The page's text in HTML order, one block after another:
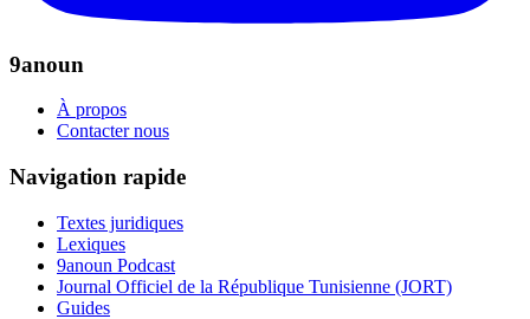
9anoun
À propos
Contacter nous
Navigation rapide
Textes juridiques
Lexiques
9anoun Podcast
Journal Officiel de la République Tunisienne (JORT)
Guides